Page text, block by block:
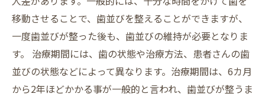
移動させることで、歯並びを整えることができますが、
一度歯並びが整った後も、歯並びの維持が必要となりま
す。 治療期間には、歯の状態や治療方法、患者さんの歯
並びの状態などによって異なります。治療期間は、6カ月
から2年ほどかかる事が一般的と言われ、歯並びが整うま